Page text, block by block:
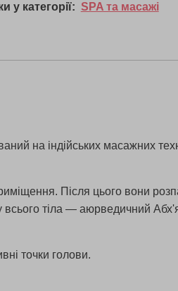
у категорії: SPA та масажі
на індійських масажних
Після цього вони
всього тіла — аюрведичний
точки голови.